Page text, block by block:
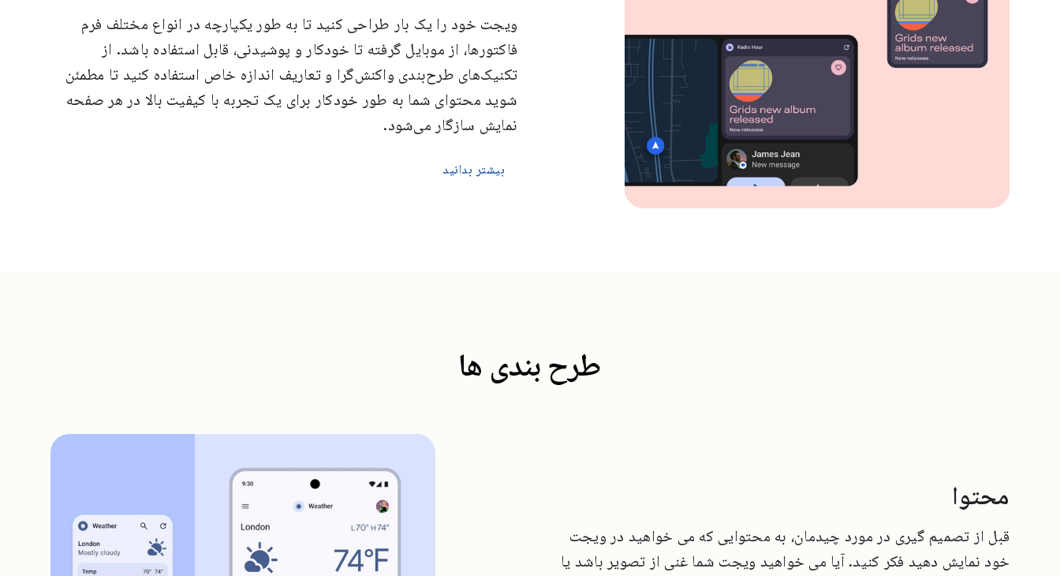
ویجت خود را یک بار طراحی کنید تا به طور یکپارچه در انواع مختلف فرم
فاکتورها، از موبایل گرفته تا خودکار و پوشیدنی، قابل استفاده باشد. از
تکنیک‌های طرح‌بندی واکنش‌گرا و تعاریف اندازه خاص استفاده کنید تا مطمئن
شوید محتوای شما به طور خودکار برای یک تجربه با کیفیت بالا در هر صفحه
نمایش سازگار می‌شود.
بیشتر بدانید
طرح بندی ها
محتوا
قبل از تصمیم گیری در مورد چیدمان، به محتوایی که می خواهید در ویجت
خود نمایش دهید فکر کنید. آیا می خواهید ویجت شما غنی از تصویر باشد یا